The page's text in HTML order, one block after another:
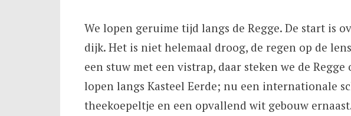
We lopen geruime tijd langs de Regge. De start is
dijk. Het is niet helemaal droog, de regen op de
een stuw met een vistrap, daar steken we de Regge
lopen langs Kasteel Eerde; nu een internationale
theekoepeltje en een opvallend wit gebouw